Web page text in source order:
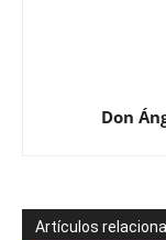
Don
Artículos